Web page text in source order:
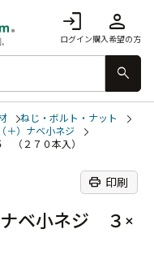
login
ログイン
person
購入希望の方
search
ねじ・ボルト・ナット
）ナベ小ネジ
（２７０本入）
print 印刷
ベ小ネジ ３×